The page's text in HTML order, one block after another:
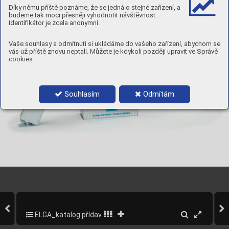
Díky němu příště poznáme, že se jedná o stejné zařízení, a
budeme tak moci přesněji vyhodnotit návštěvnost.
Identifikátor je zcela anonymní.
Vaše souhlasy a odmítnutí si ukládáme do vašeho zařízení, abychom se
vás už příště znovu neptali. Můžete je kdykoli později upravit ve Správě
cookies
Souhlasím Odmítám
ELGA_katalog přídavných materiálů_2013 10